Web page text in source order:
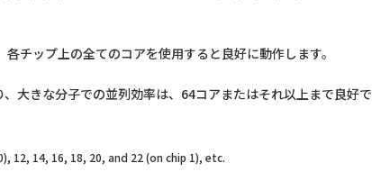
チップ上の全てのコアを使用すると良好に動作します。
大きな分子での並列効率は、64コアまたはそれ以上まで良好で
12, 14, 16, 18, 20, and 22 (on chip 1), etc.